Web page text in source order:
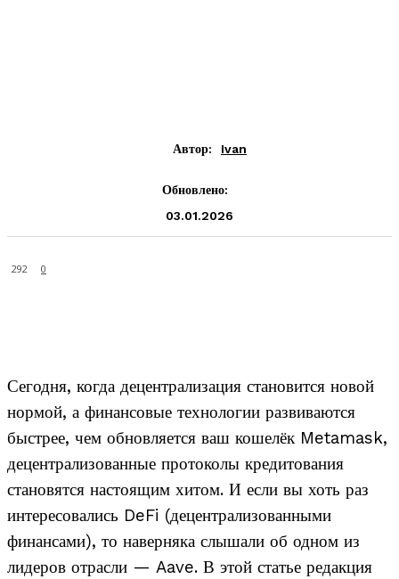
Автор: Ivan
Обновлено:
03.01.2026
292 0
Сегодня, когда децентрализация становится новой
нормой, а финансовые технологии развиваются
быстрее, чем обновляется ваш кошелёк Metamask,
децентрализованные протоколы кредитования
становятся настоящим хитом. И если вы хоть раз
интересовались DeFi (децентрализованными
финансами), то наверняка слышали об одном из
лидеров отрасли — Aave. В этой статье редакция